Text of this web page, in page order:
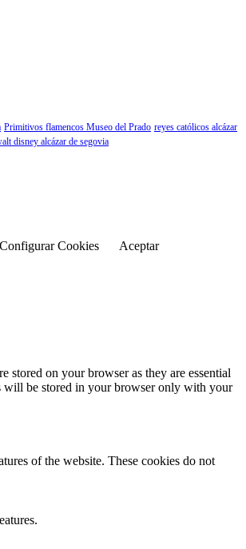
Primitivos flamencos Museo del Prado reyes católicos alcázar
disney alcázar de segovia
Configurar Cookies
Aceptar
stored on your browser as they are essential
will be stored in your browser only with your
of the website. These cookies do not